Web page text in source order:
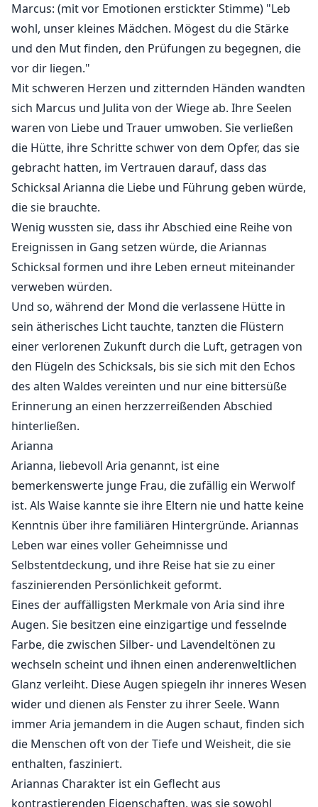
Marcus: (mit vor Emotionen erstickter Stimme) "Leb
wohl, unser kleines Mädchen. Mögest du die Stärke
und den Mut finden, den Prüfungen zu begegnen, die
vor dir liegen."
Mit schweren Herzen und zitternden Händen wandten
sich Marcus und Julita von der Wiege ab. Ihre Seelen
waren von Liebe und Trauer umwoben. Sie verließen
die Hütte, ihre Schritte schwer von dem Opfer, das sie
gebracht hatten, im Vertrauen darauf, dass das
Schicksal Arianna die Liebe und Führung geben würde,
die sie brauchte.
Wenig wussten sie, dass ihr Abschied eine Reihe von
Ereignissen in Gang setzen würde, die Ariannas
Schicksal formen und ihre Leben erneut miteinander
verweben würden.
Und so, während der Mond die verlassene Hütte in
sein ätherisches Licht tauchte, tanzten die Flüstern
einer verlorenen Zukunft durch die Luft, getragen von
den Flügeln des Schicksals, bis sie sich mit den Echos
des alten Waldes vereinten und nur eine bittersüße
Erinnerung an einen herzzerreißenden Abschied
hinterließen.
Arianna
Arianna, liebevoll Aria genannt, ist eine
bemerkenswerte junge Frau, die zufällig ein Werwolf
ist. Als Waise kannte sie ihre Eltern nie und hatte keine
Kenntnis über ihre familiären Hintergründe. Ariannas
Leben war eines voller Geheimnisse und
Selbstentdeckung, und ihre Reise hat sie zu einer
faszinierenden Persönlichkeit geformt.
Eines der auffälligsten Merkmale von Aria sind ihre
Augen. Sie besitzen eine einzigartige und fesselnde
Farbe, die zwischen Silber- und Lavendeltönen zu
wechseln scheint und ihnen einen anderenweltlichen
Glanz verleiht. Diese Augen spiegeln ihr inneres Wesen
wider und dienen als Fenster zu ihrer Seele. Wann
immer Aria jemandem in die Augen schaut, finden sich
die Menschen oft von der Tiefe und Weisheit, die sie
enthalten, fasziniert.
Ariannas Charakter ist ein Geflecht aus
kontrastierenden Eigenschaften, was sie sowohl